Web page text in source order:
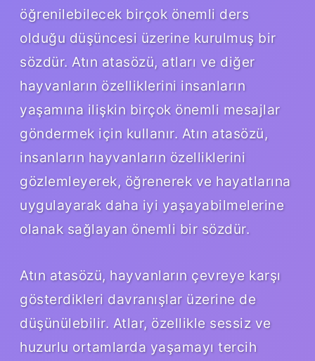
öğrenilebilecek birçok önemli ders
olduğu düşüncesi üzerine kurulmuş bir
sözdür. Atın atasözü, atları ve diğer
hayvanların özelliklerini insanların
yaşamına ilişkin birçok önemli mesajlar
göndermek için kullanır. Atın atasözü,
insanların hayvanların özelliklerini
gözlemleyerek, öğrenerek ve hayatlarına
uygulayarak daha iyi yaşayabilmelerine
olanak sağlayan önemli bir sözdür.
Atın atasözü, hayvanların çevreye karşı
gösterdikleri davranışlar üzerine de
düşünülebilir. Atlar, özellikle sessiz ve
huzurlu ortamlarda yaşamayı tercih